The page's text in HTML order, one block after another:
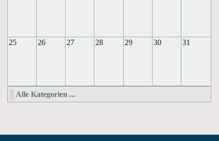
25 26 27 28 29 30 31
Alle Kategorien ...